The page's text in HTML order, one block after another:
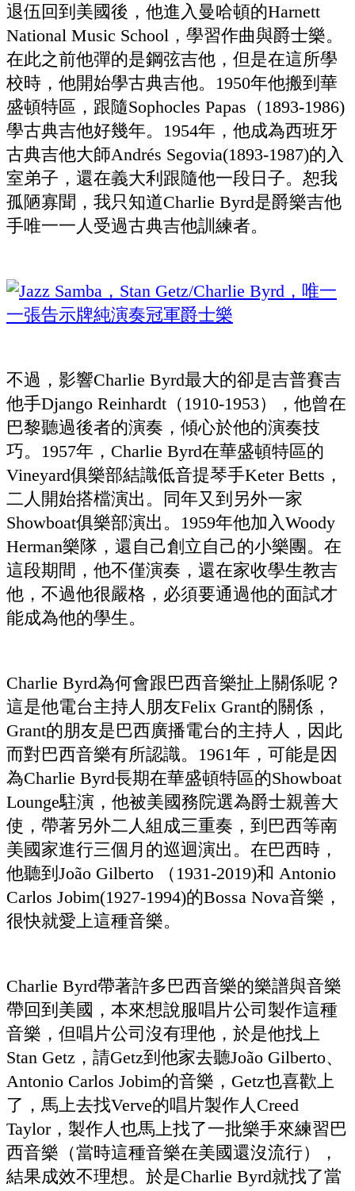
退伍回到美國後，他進入曼哈頓的Harnett
National Music School，學習作曲與爵士樂。
在此之前他彈的是鋼弦吉他，但是在這所學
校時，他開始學古典吉他。1950年他搬到華
盛頓特區，跟隨Sophocles Papas（1893-1986)
學古典吉他好幾年。1954年，他成為西班牙
古典吉他大師Andrés Segovia(1893-1987)的入
室弟子，還在義大利跟隨他一段日子。恕我
孤陋寡聞，我只知道Charlie Byrd是爵樂吉他
手唯一一人受過古典吉他訓練者。
不過，影響Charlie Byrd最大的卻是吉普賽吉
他手Django Reinhardt（1910-1953），他曾在
巴黎聽過後者的演奏，傾心於他的演奏技
巧。1957年，Charlie Byrd在華盛頓特區的
Vineyard俱樂部結識低音提琴手Keter Betts，
二人開始搭檔演出。同年又到另外一家
Showboat俱樂部演出。1959年他加入Woody
Herman樂隊，還自己創立自己的小樂團。在
這段期間，他不僅演奏，還在家收學生教吉
他，不過他很嚴格，必須要通過他的面試才
能成為他的學生。
Charlie Byrd為何會跟巴西音樂扯上關係呢？
這是他電台主持人朋友Felix Grant的關係，
Grant的朋友是巴西廣播電台的主持人，因此
而對巴西音樂有所認識。1961年，可能是因
為Charlie Byrd長期在華盛頓特區的Showboat
Lounge駐演，他被美國務院選為爵士親善大
使，帶著另外二人組成三重奏，到巴西等南
美國家進行三個月的巡迴演出。在巴西時，
他聽到João Gilberto （1931-2019)和 Antonio
Carlos Jobim(1927-1994)的Bossa Nova音樂，
很快就愛上這種音樂。
Charlie Byrd帶著許多巴西音樂的樂譜與音樂
帶回到美國，本來想說服唱片公司製作這種
音樂，但唱片公司沒有理他，於是他找上
Stan Getz，請Getz到他家去聽João Gilberto、
Antonio Carlos Jobim的音樂，Getz也喜歡上
了，馬上去找Verve的唱片製作人Creed
Taylor，製作人也馬上找了一批樂手來練習巴
西音樂（當時這種音樂在美國還沒流行），
結果成效不理想。於是Charlie Byrd就找了當